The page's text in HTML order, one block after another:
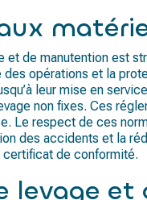
de manutention est
des opérations et la
leur mise en
non fixes. Ces
Le respect de ces
des accidents et la
de conformité.
levage